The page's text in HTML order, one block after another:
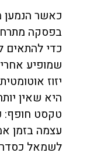
כאשר
בפסקה
כדי להתאים
שמופיע
יזוז
היא שאין
טקסט חופף:
עצמה בזמן
לשמאל